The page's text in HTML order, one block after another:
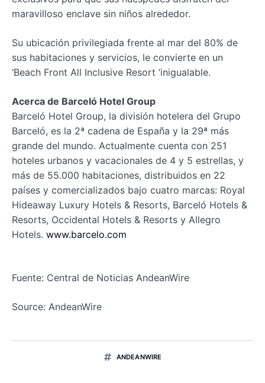
maravilloso enclave sin niños alrededor.
Su ubicación privilegiada frente al mar del 80% de
sus habitaciones y servicios, le convierte en un
‘Beach Front All Inclusive Resort ‘inigualable.
Acerca de Barceló Hotel Group
Barceló Hotel Group, la división hotelera del Grupo
Barceló, es la 2ª cadena de España y la 29ª más
grande del mundo. Actualmente cuenta con 251
hoteles urbanos y vacacionales de 4 y 5 estrellas, y
más de 55.000 habitaciones, distribuidos en 22
países y comercializados bajo cuatro marcas: Royal
Hideaway Luxury Hotels & Resorts, Barceló Hotels &
Resorts, Occidental Hotels & Resorts y Allegro
Hotels. www.barcelo.com
Fuente: Central de Noticias AndeanWire
Source: AndeanWire
ANDEANWIRE